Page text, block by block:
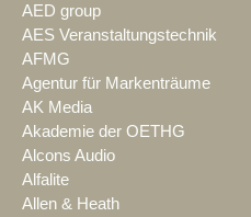
AED group
AES Veranstaltungstechnik
AFMG
Agentur für Markenträume
AK Media
Akademie der OETHG
Alcons Audio
Alfalite
Allen & Heath